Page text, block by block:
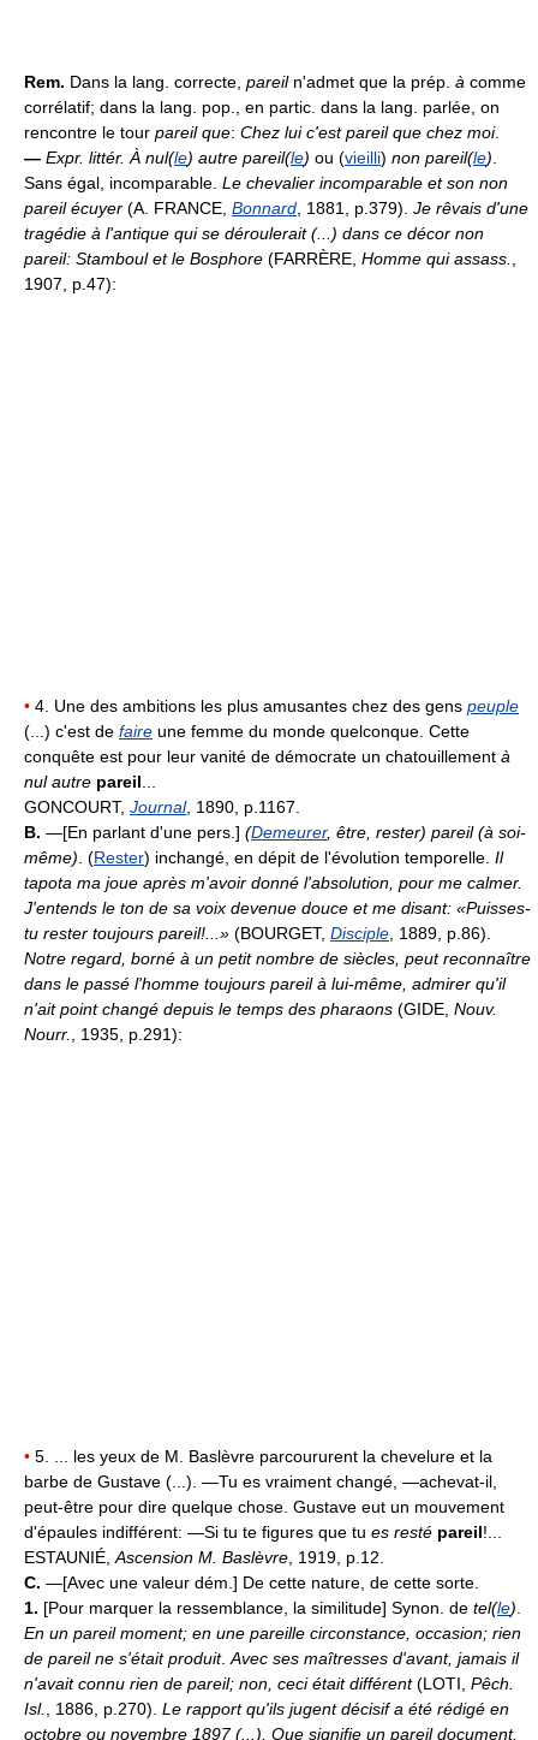
Rem. Dans la lang. correcte, pareiln'admet que la prép. à comme
corrélatif; dans la lang. pop., en partic. dans la lang. parlée, on
rencontre le tour pareil que: Chez lui c'est pareil que chez moi.
— Expr. littér. À nul(le) autre pareil(le) ou (vieilli) non pareil(le)
Sans égal, incomparable. Le chevalier incomparable et son non
pareil écuyer (A. FRANCE, Bonnard , 1881, p.379). Je rêvais d'une
tragédie à l'antique qui se déroulerait (...) dans ce décor non
pareil: Stamboul et le Bosphore (FARRÈRE, Homme qui assass.
1907, p.47):
• 4. Une des ambitions les plus amusantes chez des gens peuple
(...) c'est de faire une femme du monde quelconque. Cette
conquête est pour leur vanité de démocrate un chatouillement à
nul autre pareil
GONCOURT, Journal, 1890, p.1167.
B. —[En parlant d'une pers.] (Demeurer, être, rester) pareil (à soi-
même) . (Rester) inchangé, en dépit de l'évolution temporelle. Il
tapota ma joue après m'avoir donné l'absolution, pour me calmer.
J'entends le ton de sa voix devenue douce et me disant: «Puisses-
tu rester toujours pareil!...» (BOURGET, Disciple , 1889, p.86).
Notre regard, borné à un petit nombre de siècles, peut reconnaître
dans le passé l'homme toujours pareil à lui-même, admirer qu'il
n'ait point changé depuis le temps des pharaons (GIDE, Nouv.
Nourr.
, 1935, p.291):
• 5. ... les yeux de M. Baslèvre parcoururent la chevelure et la
barbe de Gustave (...). —Tu es vraiment changé, —achevat-il,
peut-être pour dire quelque chose. Gustave eut un mouvement
d'épaules indifférent: —Si tu te figures que tu es resté pareil!...
ESTAUNIÉ, Ascension M. Baslèvre , 1919, p.12.
C. —[Avec une valeur dém.] De cette nature, de cette sorte.
1. [Pour marquer la ressemblance, la similitude] Synon. de tel(le)
En un pareil moment; en une pareille circonstance, occasion; rien
de pareil ne s'était produit. Avec ses maîtresses d'avant, jamais il
n'avait connu rien de pareil; non, ceci était différent(LOTI, Pêch.
Isl.
, 1886, p.270). Le rapport qu'ils jugent décisif a été rédigé en
octobre ou novembre 1897 (...). Que signifie un pareil document,